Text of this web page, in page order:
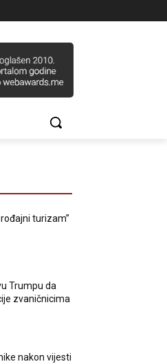
turizam”
Trumpu da
zvaničnicima
nakon vijesti